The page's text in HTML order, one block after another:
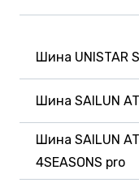
Шина UNISTAR
Шина SAILUN
Шина SAILUN
4SEASONS pro